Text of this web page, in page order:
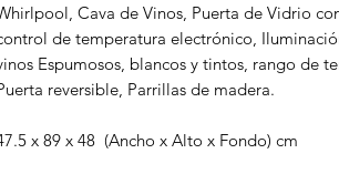
Cava de Vinos, Puerta de Vidrio
de temperatura electrónico,
Espumosos, blancos y tintos, rango de
reversible, Parrillas de madera.
x 89 x 48 (Ancho x Alto x Fondo) cm